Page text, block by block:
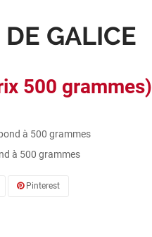
GALICE
500 grammes)
à 500 grammes
à 500 grammes
Pinterest